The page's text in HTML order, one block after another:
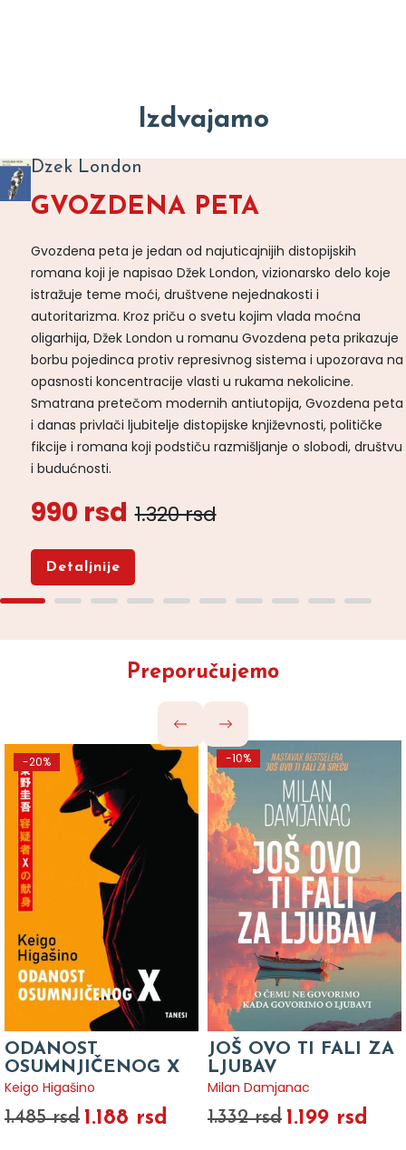
Izdvajamo
Dzek London
GVOZDENA PETA
Gvozdena peta je jedan od najuticajnijih distopijskih
romana koji je napisao Džek London, vizionarsko delo koje
istražuje teme moći, društvene nejednakosti i
autoritarizma. Kroz priču o svetu kojim vlada moćna
oligarhija, Džek London u romanu Gvozdena peta prikazuje
borbu pojedinca protiv represivnog sistema i upozorava na
opasnosti koncentracije vlasti u rukama nekolicine.
Smatrana pretečom modernih antiutopija, Gvozdena peta
i danas privlači ljubitelje distopijske književnosti, političke
fikcije i romana koji podstiču razmišljanje o slobodi, društvu
i budućnosti.
990 rsd 1.320 rsd
Detaljnije
Preporučujemo
-20%
ODANOST
OSUMNJIČENOG X
Keigo Higašino
1.485 rsd 1.188 rsd
-10%
JOŠ OVO TI FALI ZA
LJUBAV
Milan Damjanac
1.332 rsd 1.199 rsd